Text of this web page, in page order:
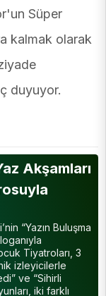
Süper
kalmak olarak
duyuyor.
Akşamları
“Yazın Buluşma
Tiyatroları, 3
izleyicilerle
ve “Sihirli
iki farklı